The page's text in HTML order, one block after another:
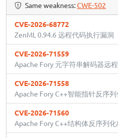
Same weakness:CWE-502
CVE-2026-68772
ZenML 0.94.6 远程代码执行漏洞
CVE-2026-71559
Apache Fory 元字符串解码器远
CVE-2026-71558
Apache Fory C++智能指针反序
CVE-2026-71560
Apache Fory C++结构体反序列